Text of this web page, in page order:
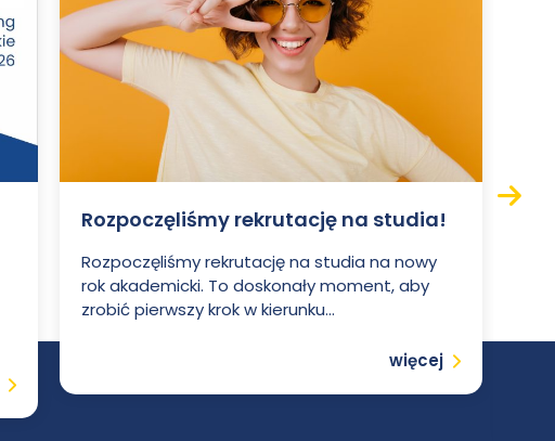
Rozpoczęliśmy rekrutację na studia!
Rozpoczęliśmy rekrutację na studia na nowy
rok akademicki. To doskonały moment, aby
zrobić pierwszy krok w kierunku...
Czytaj
więcej
sp.